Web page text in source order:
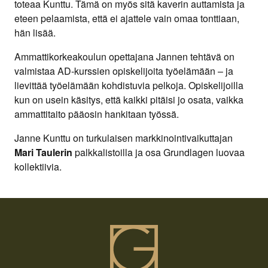
toteaa Kunttu. Tämä on myös sitä kaverin auttamista ja
eteen pelaamista, että ei ajattele vain omaa tonttiaan,
hän lisää.
Ammattikorkeakoulun opettajana Jannen tehtävä on
valmistaa AD-kurssien opiskelijoita työelämään – ja
lievittää työelämään kohdistuvia pelkoja. Opiskelijoilla
kun on usein käsitys, että kaikki pitäisi jo osata, vaikka
ammattitaito pääosin hankitaan työssä.
Janne Kunttu on turkulaisen markkinointivaikuttajan
Mari Taulerin palkkalistoilla ja osa Grundlagen luovaa
kollektiivia.